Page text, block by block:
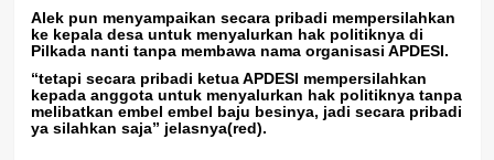
Alek pun menyampaikan secara pribadi mempersilahkan
ke kepala desa untuk menyalurkan hak politiknya di
Pilkada nanti tanpa membawa nama organisasi APDESI.
“tetapi secara pribadi ketua APDESI mempersilahkan
kepada anggota untuk menyalurkan hak politiknya tanpa
melibatkan embel embel baju besinya, jadi secara pribadi
ya silahkan saja” jelasnya(red).